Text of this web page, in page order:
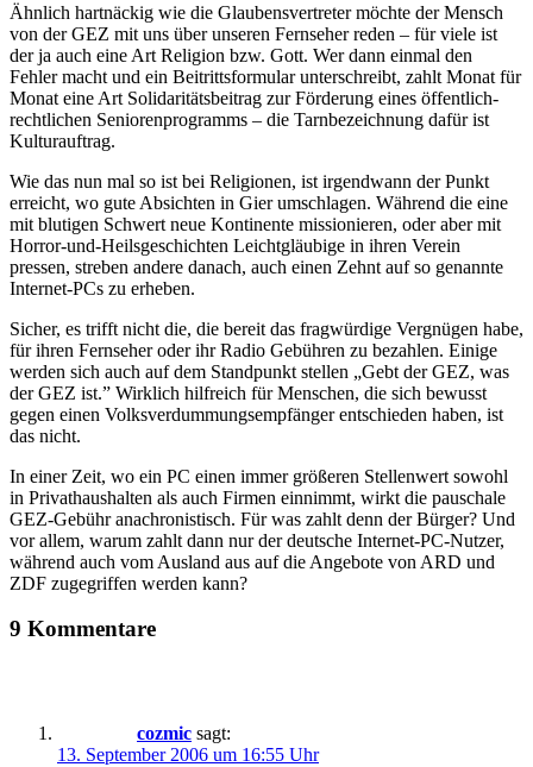
Ähnlich hartnäckig wie die Glaubensvertreter möchte der Mensch
von der GEZ mit uns über unseren Fernseher reden – für viele ist
der ja auch eine Art Religion bzw. Gott. Wer dann einmal den
Fehler macht und ein Beitrittsformular unterschreibt, zahlt Monat für
Monat eine Art Solidaritätsbeitrag zur Förderung eines öffentlich-
rechtlichen Seniorenprogramms – die Tarnbezeichnung dafür ist
Kulturauftrag.
Wie das nun mal so ist bei Religionen, ist irgendwann der Punkt
erreicht, wo gute Absichten in Gier umschlagen. Während die eine
mit blutigen Schwert neue Kontinente missionieren, oder aber mit
Horror-und-Heilsgeschichten Leichtgläubige in ihren Verein
pressen, streben andere danach, auch einen Zehnt auf so genannte
Internet-PCs zu erheben.
Sicher, es trifft nicht die, die bereit das fragwürdige Vergnügen habe,
für ihren Fernseher oder ihr Radio Gebühren zu bezahlen. Einige
werden sich auch auf dem Standpunkt stellen „Gebt der GEZ, was
der GEZ ist.” Wirklich hilfreich für Menschen, die sich bewusst
gegen einen Volksverdummungsempfänger entschieden haben, ist
das nicht.
In einer Zeit, wo ein PC einen immer größeren Stellenwert sowohl
in Privathaushalten als auch Firmen einnimmt, wirkt die pauschale
GEZ-Gebühr anachronistisch. Für was zahlt denn der Bürger? Und
vor allem, warum zahlt dann nur der deutsche Internet-PC-Nutzer,
während auch vom Ausland aus auf die Angebote von ARD und
ZDF zugegriffen werden kann?
9 Kommentare
cozmic sagt:
13. September 2006 um 16:55 Uhr